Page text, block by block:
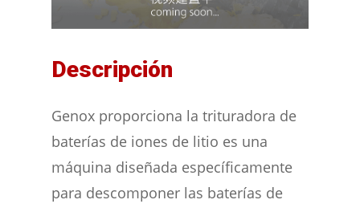
Descripción
Genox proporciona la trituradora de
baterías de iones de litio es una
máquina diseñada específicamente
para descomponer las baterías de